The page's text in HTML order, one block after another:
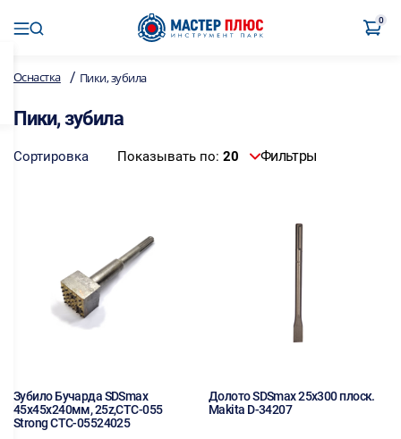
0
Оснастка / Пики, зубила
Пики, зубила
Сортировка Показывать по: 20 Фильтры
Зубило Бучарда SDSmax
45х45х240мм, 25z,СТС-055
Strong CTC-05524025
Долото SDSmах 25х300 плоск.
Makita D-34207